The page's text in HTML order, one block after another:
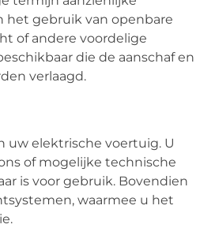
het gebruik van openbare
of andere voordelige
die de aanschaf en
verlaagd.
uw elektrische voertuig. U
of mogelijke technische
is voor gebruik. Bovendien
waarmee u het